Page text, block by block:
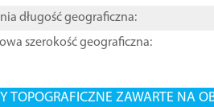
długość geograficzna:
szerokość geograficzna:
TOPOGRAFICZNE ZAWARTE NA